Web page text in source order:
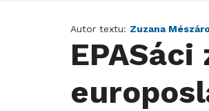
Autor textu: Zuzana
EPASáci